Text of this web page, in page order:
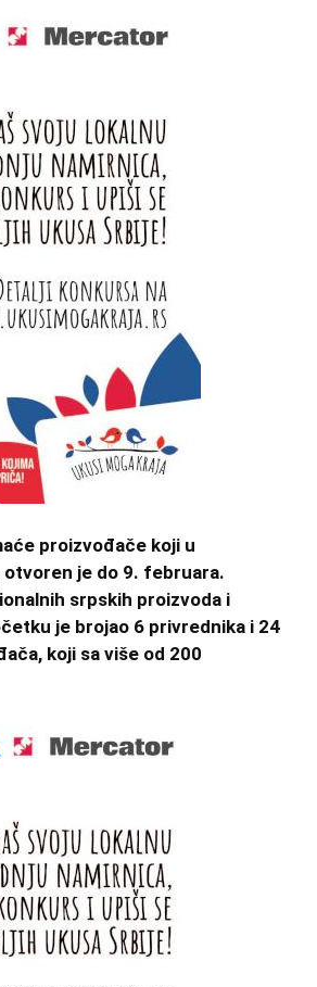
proizvođače koji u
je do 9. februara.
srpskih proizvoda i
je brojao 6 privrednika i 24
koji sa više od 200